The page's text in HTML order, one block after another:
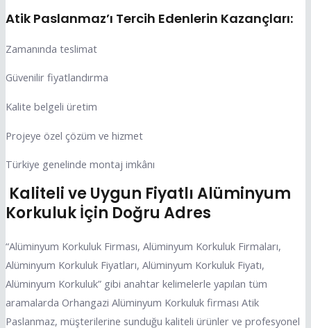
Atik Paslanmaz’ı Tercih Edenlerin Kazançları:
Zamanında teslimat
Güvenilir fiyatlandırma
Kalite belgeli üretim
Projeye özel çözüm ve hizmet
Türkiye genelinde montaj imkânı
Kaliteli ve Uygun Fiyatlı Alüminyum
Korkuluk İçin Doğru Adres
“Alüminyum Korkuluk Firması, Alüminyum Korkuluk Firmaları,
Alüminyum Korkuluk Fiyatları, Alüminyum Korkuluk Fiyatı,
Alüminyum Korkuluk” gibi anahtar kelimelerle yapılan tüm
aramalarda Orhangazi Alüminyum Korkuluk firması Atik
Paslanmaz, müşterilerine sunduğu kaliteli ürünler ve profesyonel